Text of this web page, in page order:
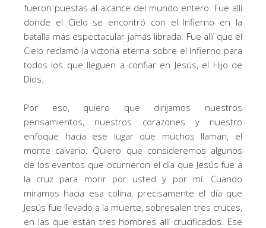
fueron puestas al alcance del mundo entero. Fue allí
donde el Cielo se encontró con el Infierno en la
batalla más espectacular jamás librada. Fue allí que el
Cielo reclamó la victoria eterna sobre el Infierno para
todos los que lleguen a confiar en Jesús, el Hijo de
Dios.
Por eso, quiero que dirijamos nuestros
pensamientos, nuestros corazones y nuestro
enfoque hacia ese lugar que muchos llaman, el
monte calvario. Quiero que consideremos algunos
de los eventos que ocurrieron el día que Jesús fue a
la cruz para morir por usted y por mí. Cuando
miramos hacia esa colina, precisamente el día que
Jesús fue llevado a la muerte, sobresalen tres cruces,
en las que están tres hombres allí crucificados. Ese